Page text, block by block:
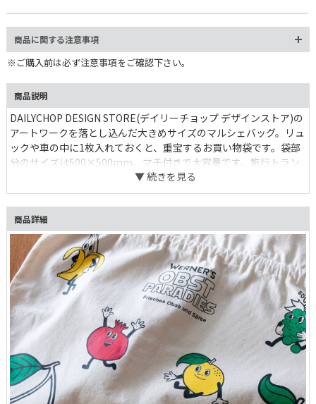
商品に関する注意事項
※ご購入前は必ず注意事項をご確認下さい。
商品説明
DAILYCHOP DESIGN STORE(デイリーチョップ デザインストア)の
アートワークを落とし込んだ大きめサイズのマルシェバッグ。リュ
ックや車の中に1枚入れておくと、重宝するお買い物袋です。袋部
分のサイズは500×500mm。マチ付きで大容量です。旅行トラン
クの中の衣類の仕分けなど、巾着袋としての使い方もおすすめ。
商品詳細